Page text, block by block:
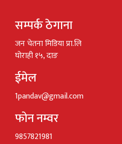
सम्पर्क ठेगाना
जन चेतना मिडिया प्रा.लि
घोराही १५, दाङ
ईमेल
1pandav@gmail.com
फोन नम्वर
9857821981